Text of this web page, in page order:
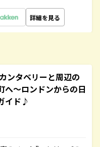
詳細を見る
ンタベリーと周辺の
へ～ロンドンからの日
イド♪